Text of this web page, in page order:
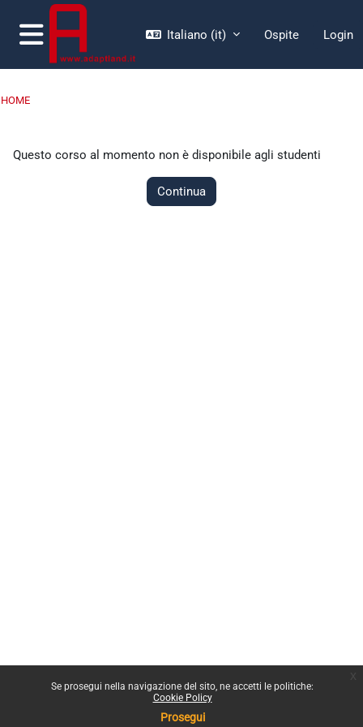
Vai al contenuto principale
Se prosegui nella navigazione del sito, ne accetti le politiche:
Cookie Policy
Prosegui
Pannello laterale
Italiano ‎(it)‎ Ospite Login
HOME
Questo corso al momento non è disponibile agli studenti
Continua